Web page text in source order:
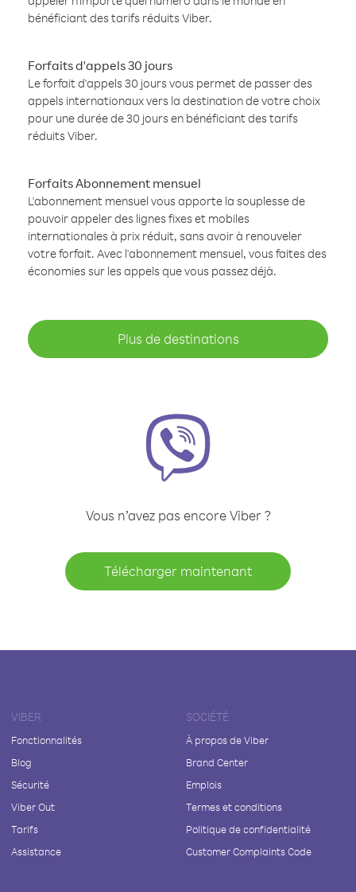
bénéficiant des tarifs réduits Viber.
Forfaits d'appels 30 jours
Le forfait d'appels 30 jours vous permet de passer des
appels internationaux vers la destination de votre choix
pour une durée de 30 jours en bénéficiant des tarifs
réduits Viber.
Forfaits Abonnement mensuel
L'abonnement mensuel vous apporte la souplesse de
pouvoir appeler des lignes fixes et mobiles
internationales à prix réduit, sans avoir à renouveler
votre forfait. Avec l'abonnement mensuel, vous faites des
économies sur les appels que vous passez déjà.
Plus de destinations
Vous n’avez pas encore Viber ?
Télécharger maintenant
VIBER
Fonctionnalités
Blog
Sécurité
Viber Out
Tarifs
Assistance
SOCIÉTÉ
À propos de Viber
Brand Center
Emplois
Termes et conditions
Politique de confidentialité
Customer Complaints Code